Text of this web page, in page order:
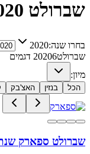
שברולט
בחרו שנה:2020
שברולט 20206
דגמים
מיון:
הכל בנזין האצ'בק
שברולט ספארק שנת